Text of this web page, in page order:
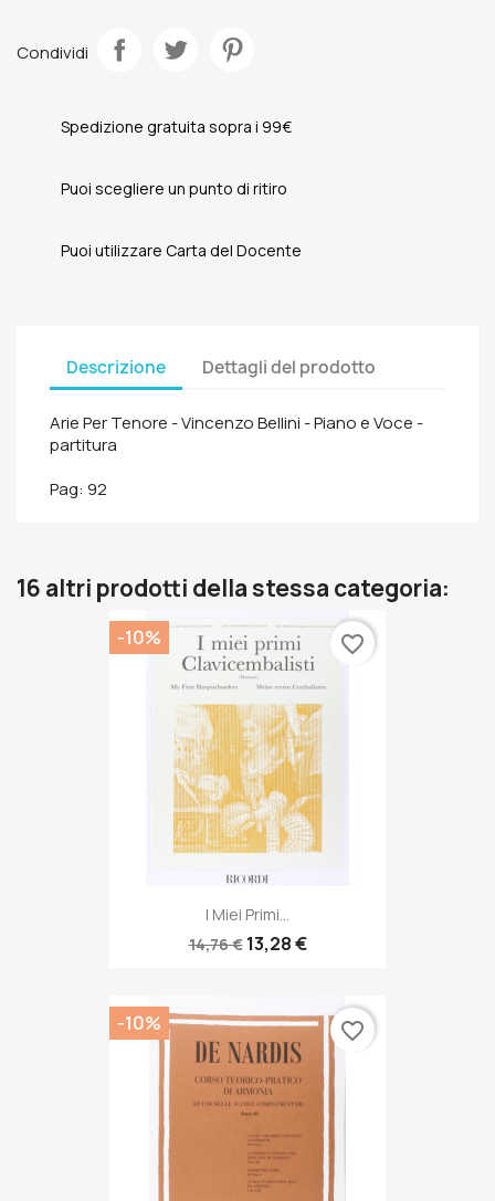
Condividi
Spedizione gratuita sopra i 99€
Puoi scegliere un punto di ritiro
Puoi utilizzare Carta del Docente
Descrizione Dettagli del prodotto
Arie Per Tenore - Vincenzo Bellini - Piano e Voce -
partitura
Pag: 92
16 altri prodotti della stessa categoria:
I Miei Primi...
14,76 € 13,28 €
-10% favorite_border
-10% favorite_border